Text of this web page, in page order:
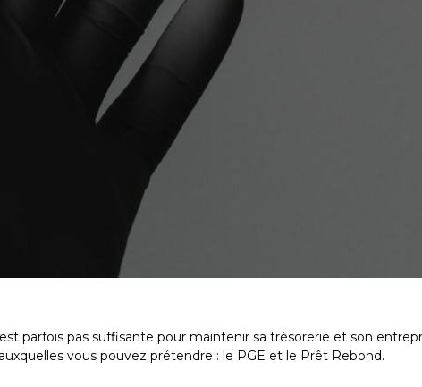
parfois pas suffisante pour maintenir sa trésorerie et son
vous pouvez prétendre : le PGE et le Prêt Rebond.